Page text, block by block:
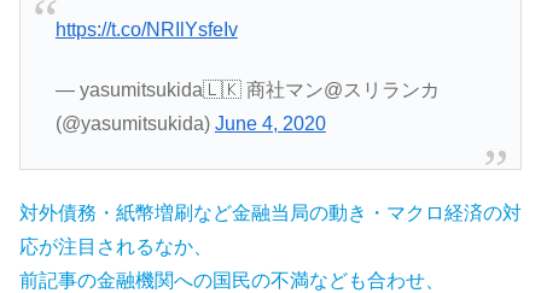
https://t.co/NRIlYsfeIv
— yasumitsukida🇱🇰 商社マン@スリランカ
(@yasumitsukida) June 4, 2020
対外債務・紙幣増刷など金融当局の動き・マクロ経済の対
応が注目されるなか、
前記事の金融機関への国民の不満なども合わせ、